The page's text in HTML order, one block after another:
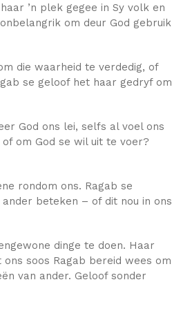
’n plek gegee in Sy volk en
om deur God gebruik
die waarheid te verdedig, of
se geloof het haar gedryf om
God ons lei, selfs al voel ons
om God se wil uit te voer?
rondom ons. Ragab se
beteken – of dit nou in ons
dinge te doen. Haar
soos Ragab bereid wees om
van ander. Geloof sonder